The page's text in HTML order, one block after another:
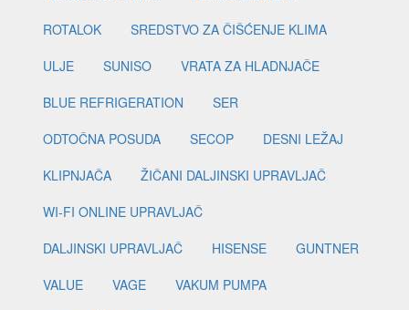
ROTALOK
SREDSTVO ZA ČIŠĆENJE KLIMA
ULJE
SUNISO
VRATA ZA HLADNJAČE
BLUE REFRIGERATION
SER
ODTOČNA POSUDA
SECOP
DESNI LEŽAJ
KLIPNJAČA
ŽIČANI DALJINSKI UPRAVLJAČ
WI-FI ONLINE UPRAVLJAČ
DALJINSKI UPRAVLJAČ
HISENSE
GUNTNER
VALUE
VAGE
VAKUM PUMPA